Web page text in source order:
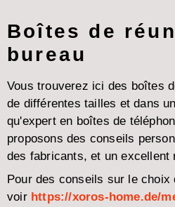
Boîtes de
bureau
Vous trouverez ici des boîtes
de différentes tailles et dans
qu'expert en boîtes de
proposons des conseils
des fabricants, et un excellent
Pour des conseils sur le choix
voir https://xoros-home.de/